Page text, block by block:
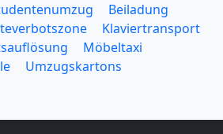
Beiladung
Klaviertransport
Möbeltaxi
Umzugskartons